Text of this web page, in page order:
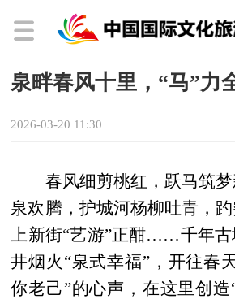
泉畔春风十里，“马”力
2026-03-20 11:30
春风细剪桃红，跃马筑梦
泉欢腾，护城河杨柳吐青，趵
上新街“艺游”正酣……千年
井烟火“泉式幸福”，开往春
你老己”的心声，在这里创造